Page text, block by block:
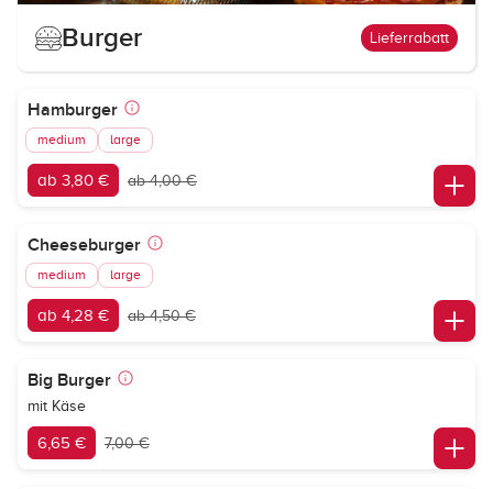
Burger Lieferrabatt
Hamburger
medium large
ab 3,80 € ab 4,00 €
Cheeseburger
medium large
ab 4,28 € ab 4,50 €
Big Burger
mit Käse
6,65 € 7,00 €